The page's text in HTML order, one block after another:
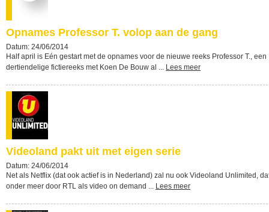
Opnames Professor T. volop aan de gang
Datum: 24/06/2014
Half april is Eén gestart met de opnames voor de nieuwe reeks Professor T., een
dertiendelige fictiereeks met Koen De Bouw al ... Lees meer
Videoland pakt uit met eigen serie
Datum: 24/06/2014
Net als Netflix (dat ook actief is in Nederland) zal nu ook Videoland Unlimited,
onder meer door RTL als video on demand ... Lees meer